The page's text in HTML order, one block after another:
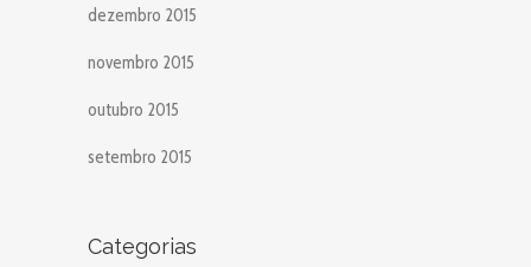
dezembro 2015
novembro 2015
outubro 2015
setembro 2015
Categorias